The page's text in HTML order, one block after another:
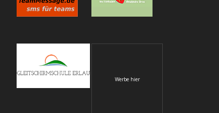
Werbe hier